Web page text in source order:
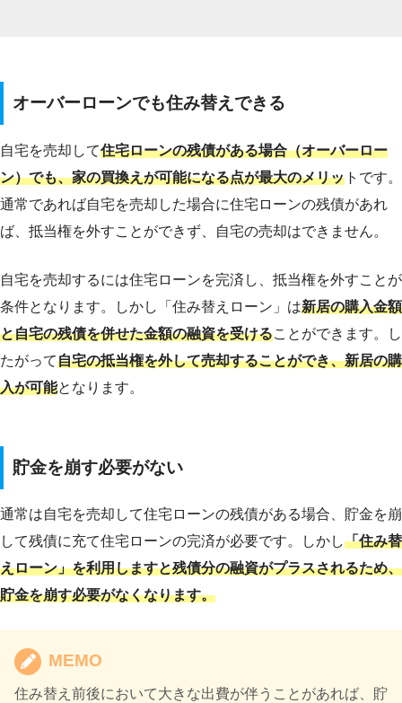
オーバーローンでも住み替えできる
自宅を売却して住宅ローンの残債がある場合（オーバーロー
ン）でも、家の買換えが可能になる点が最大のメリッ トです。
通常であれば自宅を売却した場合に住宅ローンの残債があれ
ば、抵当権を外すことができず、自宅の売却はできません。
自宅を売却するには住宅ローンを完済し、抵当権を外すことが
条件となります。しかし「住み替えローン」は新居の購入金額
と自宅の残債を併せた金額の融資を受けることができます。し
たがって自宅の抵当権を外して売却することができ、新居の購
入が可能となります。
貯金を崩す必要がない
通常は自宅を売却して住宅ローンの残債がある場合、貯金を崩
して残債に充て住宅ローンの完済が必要です。しかし「住み替
えローン」を利用しますと残債分の融資がプラスされるため、
貯金を崩す必要がなくなります。
MEMO
住み替え前後において大きな出費が伴うことがあれば、貯